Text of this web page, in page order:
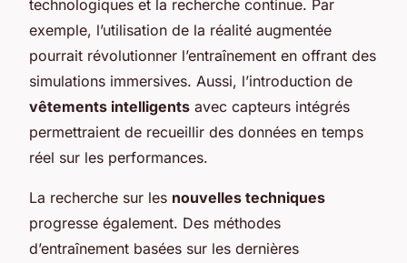
technologiques et la recherche continue. Par
exemple, l’utilisation de la réalité augmentée
pourrait révolutionner l’entraînement en offrant des
simulations immersives. Aussi, l’introduction de
vêtements intelligents avec capteurs intégrés
permettraient de recueillir des données en temps
réel sur les performances.
La recherche sur les nouvelles techniques
progresse également. Des méthodes
d’entraînement basées sur les dernières